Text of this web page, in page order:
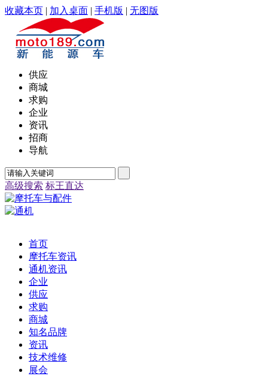
收藏本页 | 加入桌面 | 手机版 | 无图版
供应
商城
求购
企业
资讯
招商
导航
高级搜索 标王直达
首页
摩托车资讯
通机资讯
企业
供应
求购
商城
知名品牌
资讯
技术维修
展会